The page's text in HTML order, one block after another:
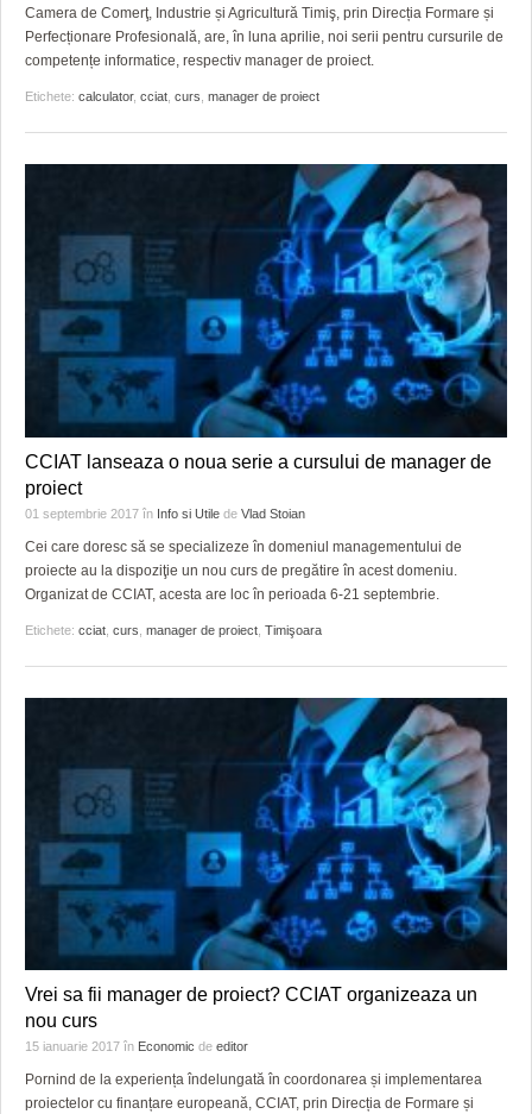
GRĂDINA TAICII DOMNULUI
ZIARISTU’ DE TERASĂ
CU OIŞTEA-N KIERKEGAARD
CRONICĂ DE FILM
UNDE MERGEM
FILME DOCUMENTARE
ACCIDENTE
ANUNŢURI
INFO SI UTILE
JUSTITIE
FILME DOCUMENTARE
CLIPURI VIDEO
JOCURI ONLINE
DIVERSE
HARTA TIMIŞOAREI
LICEE, ŞCOLI ŞI GRĂDINIŢE DIN TIMIŞ
PRIMĂRIILE DIN TIMIŞ
Camera de Comerţ, Industrie și Agricultură Timiş, prin Direcția Formare și
Perfecționare Profesională, are, în luna aprilie, noi serii pentru cursurile de
competențe informatice, respectiv manager de proiect.
Etichete: calculator, cciat curs manager de proiect
CCIAT lanseaza o noua serie a cursului de manager de
proiect
01 septembrie 2017 în Info si Utile de Vlad Stoian
Cei care doresc să se specializeze în domeniul managementului de
proiecte au la dispoziţie un nou curs de pregătire în acest domeniu.
Organizat de CCIAT, acesta are loc în perioada 6-21 septembrie.
Etichete: cciat curs manager de proiect Timişoara
Vrei sa fii manager de proiect? CCIAT organizeaza un
nou curs
15 ianuarie 2017 în Economic de editor
Pornind de la experiența îndelungată în coordonarea și implementarea
proiectelor cu finanțare europeană, CCIAT, prin Direcția de Formare și